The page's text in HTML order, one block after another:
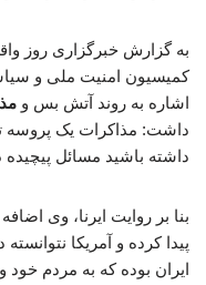
به گزارش خبرگزاری روز
کمیسیون امنیت ملی و
اشاره به روند آتش بس و
داشت: مذاکرات یک پروسه‌
داشته باشید مسائل پیچیده
پیدا کرده و آمریکا
ایران بوده که به مردم